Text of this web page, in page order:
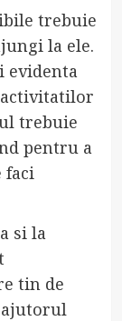
trebuie
la ele.
evidenta
trebuie
pentru a
faci
si la
tin de